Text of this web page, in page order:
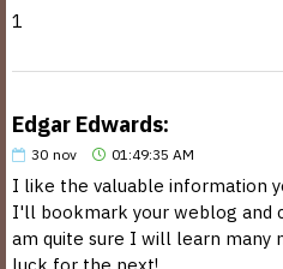
1
Edgar Edwards:
30 nov 01:49:35 AM
I like the valuable information
I'll bookmark your weblog and
am quite sure I will learn many